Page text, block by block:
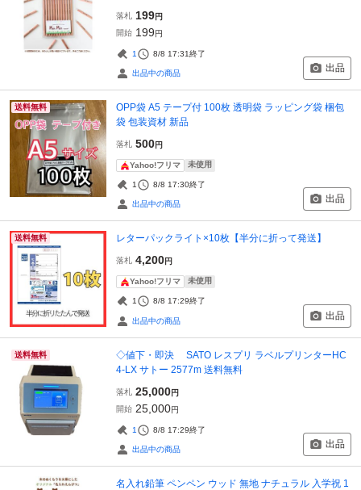
落札 199円
開始 199円
1 8/8 17:31終了
出品中の商品 出品
送料無料
OPP袋 A5 テープ付 100枚 透明袋 ラッピング袋 梱包
袋 包装資材 新品
落札 500円
Yahoo!フリマ 未使用
1 8/8 17:30終了
出品中の商品 出品
送料無料 レターパックライト×10枚【半分に折って発送】
落札 4,200円
Yahoo!フリマ 未使用
1 8/8 17:29終了
出品中の商品 出品
送料無料
◇値下・即決 SATO レスプリ ラベルプリンターHC
4-LX サトー 2577m 送料無料
落札 25,000円
開始 25,000円
1 8/8 17:29終了
出品中の商品 出品
名入れ鉛筆 ペンペン ウッド 無地 ナチュラル 入学祝 1